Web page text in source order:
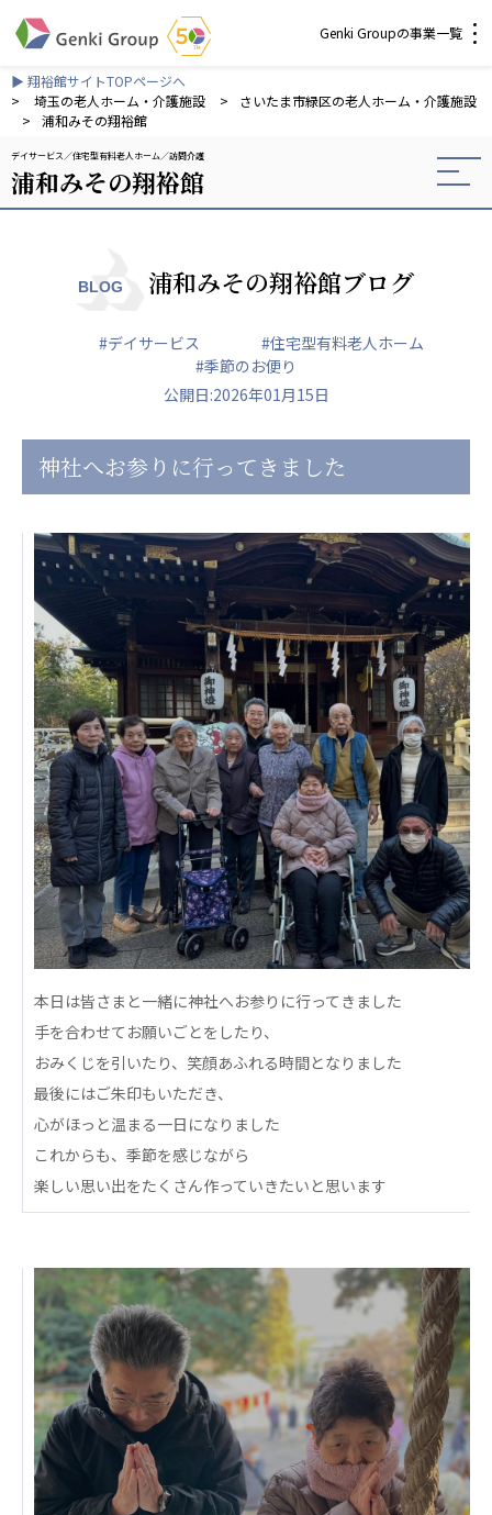
Genki Groupの事業一覧
介護・福祉
社会福祉法人 元気村グループ
社会福祉法人元気村
社会福祉法人長寿の森
株式会社 サンガジャパン
株式会社Genkiリレーションズ
一般社団法人 日本高齢者福祉協会
株式会社 爽やかな風沖縄
爽やかな風 中部エリア
爽やかな風 那覇エリア
株式会社 鷹揚館
鷹揚館
社会福祉法人 共生会
特別養護老人ホーム 共生の家
株式会社 アジアメデカ元気事業団
アジアメデカ元気事業団
株式会社 爽やかな風九州
爽やかな風九州
株式会社 七星
七星
社会福祉法人 福ふく
福ふく
株式会社 せきれい
せきれい
社会福祉法人 心の会
心の会
医療（共に生きる仲間達）
S-Labo（渋谷院）
医療法人社団 デンタルケアコミュニティ
フォレストデンタルクリニック
松園病院介護医療院
松園第二病院
複合ケアセンターまつぞの
医療法人社団 鴻愛会
こうのす共生病院
OKP with Life クリニック
こうのすナーシングホーム共生園
あげお共生の家
▶ 翔裕館サイトTOPページへ
>
埼玉の老人ホーム・介護施設 >
さいたま市緑区の老人ホーム・介護施設
>
浦和みその翔裕館
デイサービス 住宅型有料老人ホーム 訪問介護
浦和みその翔裕館
BLOG 浦和みその翔裕館ブログ
#デイサービス
#住宅型有料老人ホーム
#季節のお便り
公開日:2026年01月15日
神社へお参りに行ってきました
本日は皆さまと一緒に神社へお参りに行ってきました
手を合わせてお願いごとをしたり、
おみくじを引いたり、笑顔あふれる時間となりました
最後にはご朱印もいただき、
心がほっと温まる一日になりました
これからも、季節を感じながら
楽しい思い出をたくさん作っていきたいと思います